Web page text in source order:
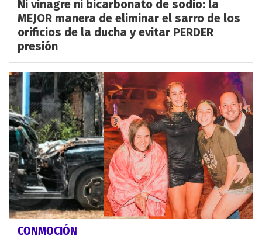
Ni vinagre ni bicarbonato de sodio: la
MEJOR manera de eliminar el sarro de los
orificios de la ducha y evitar PERDER
presión
CONMOCIÓN